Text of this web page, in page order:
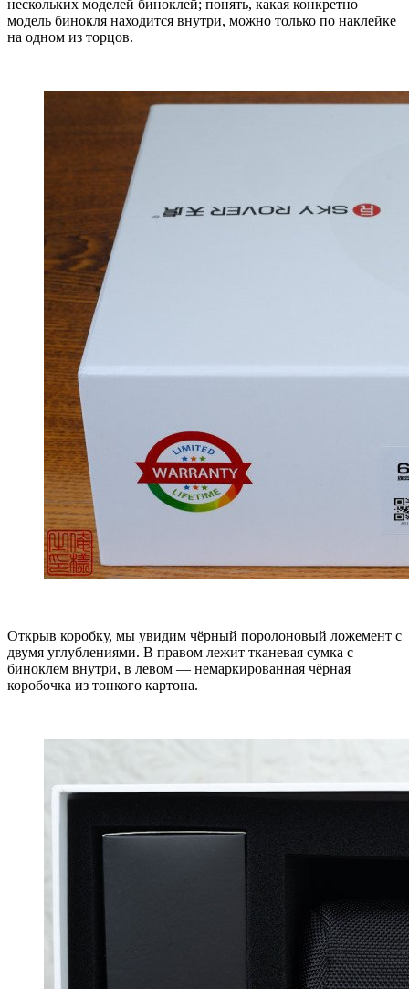
нескольких моделей биноклей; понять, какая конкретно
модель бинокля находится внутри, можно только по наклейке
на одном из торцов.
Открыв коробку, мы увидим чёрный поролоновый ложемент с
двумя углублениями. В правом лежит тканевая сумка с
биноклем внутри, в левом — немаркированная чёрная
коробочка из тонкого картона.